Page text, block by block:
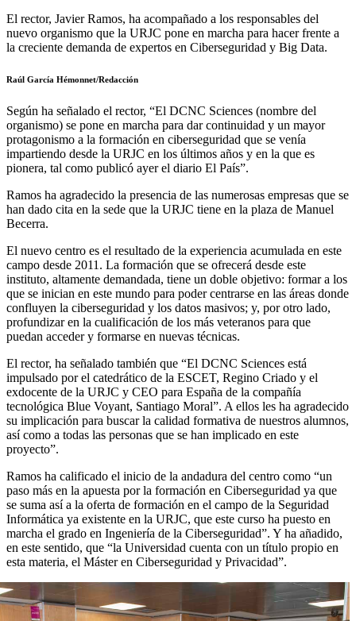
El rector, Javier Ramos, ha acompañado a los responsables del
nuevo organismo que la URJC pone en marcha para hacer frente a
la creciente demanda de expertos en Ciberseguridad y Big Data.
Raúl García Hémonnet/Redacción
Según ha señalado el rector, “El DCNC Sciences (nombre del
organismo) se pone en marcha para dar continuidad y un mayor
protagonismo a la formación en ciberseguridad que se venía
impartiendo desde la URJC en los últimos años y en la que es
pionera, tal como publicó ayer el diario El País”.
Ramos ha agradecido la presencia de las numerosas empresas que se
han dado cita en la sede que la URJC tiene en la plaza de Manuel
Becerra.
El nuevo centro es el resultado de la experiencia acumulada en este
campo desde 2011. La formación que se ofrecerá desde este
instituto, altamente demandada, tiene un doble objetivo: formar a los
que se inician en este mundo para poder centrarse en las áreas donde
confluyen la ciberseguridad y los datos masivos; y, por otro lado,
profundizar en la cualificación de los más veteranos para que
puedan acceder y formarse en nuevas técnicas.
El rector, ha señalado también que “El DCNC Sciences está
impulsado por el catedrático de la ESCET, Regino Criado y el
exdocente de la URJC y CEO para España de la compañía
tecnológica Blue Voyant, Santiago Moral”. A ellos les ha agradecido
su implicación para buscar la calidad formativa de nuestros alumnos,
así como a todas las personas que se han implicado en este
proyecto”.
Ramos ha calificado el inicio de la andadura del centro como “un
paso más en la apuesta por la formación en Ciberseguridad ya que
se suma así a la oferta de formación en el campo de la Seguridad
Informática ya existente en la URJC, que este curso ha puesto en
marcha el grado en Ingeniería de la Ciberseguridad”. Y ha añadido,
en este sentido, que “la Universidad cuenta con un título propio en
esta materia, el Máster en Ciberseguridad y Privacidad”.